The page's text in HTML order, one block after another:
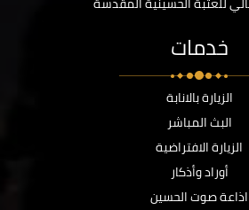
خدمات
الزيارة بالانابة
البث المباشر
الزيارة الافتراضية
أوراد وأذكار
اذاعة صوت الحسين